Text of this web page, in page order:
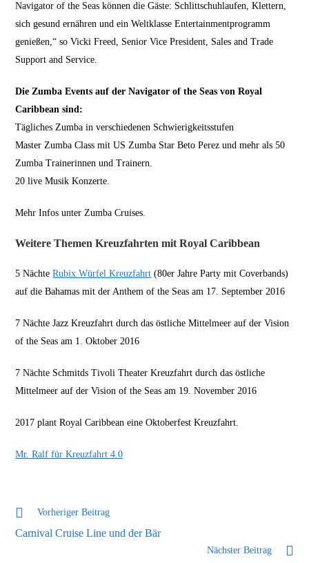
Navigator of the Seas können die Gäste: Schlittschuhlaufen, Klettern,
sich gesund ernähren und ein Weltklasse Entertainmentprogramm
genießen,“ so Vicki Freed, Senior Vice President, Sales and Trade
Support and Service.
Die Zumba Events auf der Navigator of the Seas von Royal
Caribbean sind:
Tägliches Zumba in verschiedenen Schwierigkeitsstufen
Master Zumba Class mit US Zumba Star Beto Perez und mehr als 50
Zumba Trainerinnen und Trainern.
20 live Musik Konzerte.
Mehr Infos unter Zumba Cruises.
Weitere Themen Kreuzfahrten mit Royal Caribbean
5 NächteRubix Würfel Kreuzfahrt (80er Jahre Party mit Coverbands)
auf die Bahamas mit der Anthem of the Seas am 17. September 2016
7 Nächte Jazz Kreuzfahrt durch das östliche Mittelmeer auf der Vision
of the Seas am 1. Oktober 2016
7 Nächte Schmitds Tivoli Theater Kreuzfahrt durch das östliche
Mittelmeer auf der Vision of the Seas am 19. November 2016
2017 plant Royal Caribbean eine Oktoberfest Kreuzfahrt.
Mr. Ralf für Kreuzfahrt 4.0
Weitere
ansehen
Vorheriger Beitrag
Carnival Cruise Line und der Bär
Nächster Beitrag